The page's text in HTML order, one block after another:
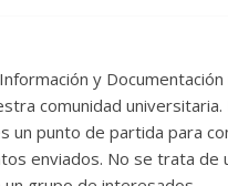
y
comunidad
un punto de partida para
enviados. No se trata de